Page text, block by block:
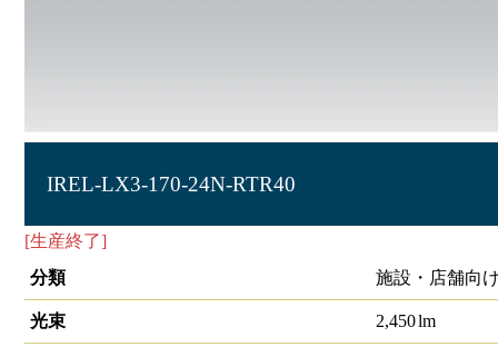
IREL-LX3-170-24N-RTR40
[生産終了]
分類
施設・店舗向
光束 2,450lm